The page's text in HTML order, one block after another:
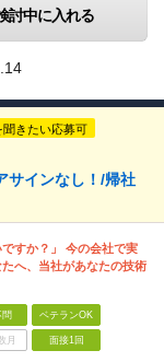
討中に入れる
聞きたい応募可
サインなし！/帰社
ですか？」 今の会社で実
へ、当社があなたの技術
問 ベテランOK
月 面接1回